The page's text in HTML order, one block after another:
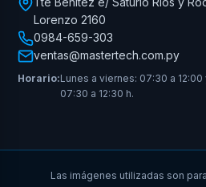
Lorenzo 2160
0984-659-303
ventas@mastertech.com.py
Horario:Lunes a viernes: 07:30 a
07:30 a 12:30 h.
Las imágenes utilizadas son